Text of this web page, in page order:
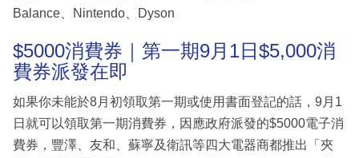
Balance、Nintendo、Dyson
$5000消費券｜第一期9月1日$5,000消
費券派發在即
如果你未能於8月初領取第一期或使用書面登記的話，9月1
日就可以領取第一期消費券，因應政府派發的$5000電子消
費券，豐澤、友和、蘇寧及衛訊等四大電器商都推出「夾